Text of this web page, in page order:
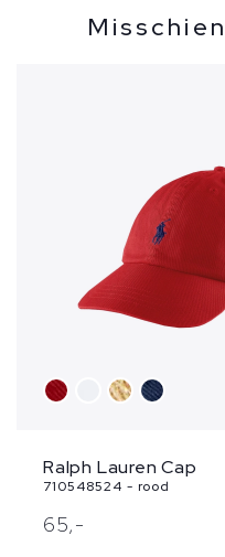
Ralph Lauren Cap
710548524 - rood
65,-